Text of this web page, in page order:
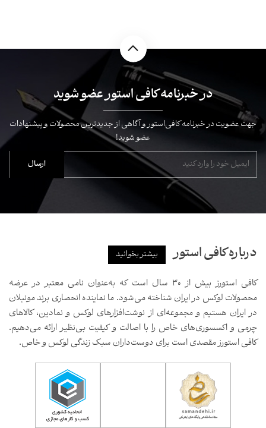
در خبرنامه کافی استور عضو شوید
جهت عضویت در خبرنامه کافی‌استور و آگاهی از جدیدترین محصولات و پیشنهادات
عضو شوید!
درباره کافی استور بیشتر بخوانید
کافی استورز بیش از ۳۰ سال است که به‌عنوان نامی معتبر در عرضه
محصولات لوکس در ایران شناخته می‌شود. ما نماینده انحصاری برند مونبلان
در ایران هستیم و مجموعه‌ای از نوشت‌افزارهای لوکس و نمادین، کالاهای
چرمی و اکسسوری‌های خاص را با اصالت و کیفیت بی‌نظیر ارائه می‌دهیم.
کافی استورز مقصدی است برای دوست‌داران سبک زندگی لوکس و خاص.